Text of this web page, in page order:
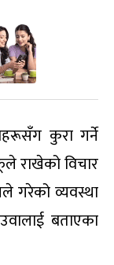
कुरा गर्ने
राखेको विचार
गरेको व्यवस्था
बताएका